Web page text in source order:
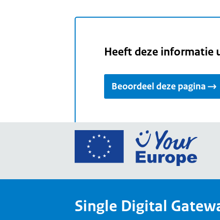
Heeft deze informatie
Beoordeel deze pagina
Ga
Your
Single Digital